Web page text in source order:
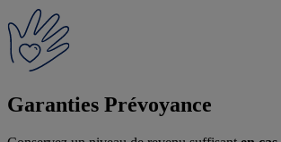
Garanties Prévoyance